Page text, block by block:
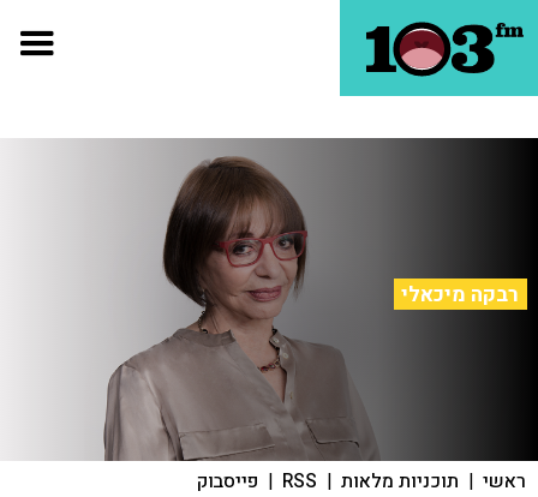
רבקה מיכאלי
ראשי | תוכניות מלאות |
RSS
| פייסבוק